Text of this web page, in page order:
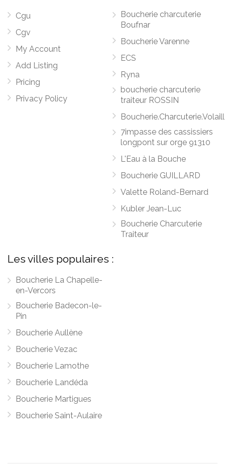
Cgu
Cgv
My Account
Add Listing
Pricing
Privacy Policy
Boucherie charcuterie
Boufnar
Boucherie Varenne
ECS
Ryna
boucherie charcuterie
traiteur ROSSIN
7impasse des cassissiers
longpont sur orge 91310
L'Eau à la Bouche
Boucherie GUILLARD
Valette Roland-Bernard
Kubler Jean-Luc
Boucherie Charcuterie
Traiteur
Les villes populaires :
Boucherie La Chapelle-
en-Vercors
Boucherie Badecon-le-
Pin
Boucherie Aullène
Boucherie Vezac
Boucherie Lamothe
Boucherie Landéda
Boucherie Martigues
Boucherie Saint-Aulaire